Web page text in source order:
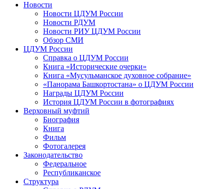
Новости
Новости ЦДУМ России
Новости РДУМ
Новости РИУ ЦДУМ России
Обзор СМИ
ЦДУМ России
Справка о ЦДУМ России
Книга «Исторические очерки»
Книга «Мусульманское духовное собрание»
«Панорама Башкортостана» о ЦДУМ России
Награды ЦДУМ России
История ЦДУМ России в фотографиях
Верховный муфтий
Биография
Книга
Фильм
Фотогалерея
Законодательство
Федеральное
Республиканское
Структура